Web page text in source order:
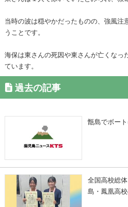
当時の波は穏やかだったものの、強風
うことです。
海保は東さんの死因や東さんが亡くなっ
ています。
過去の記事
甑島でボー
全国高校総
島・鳳凰高